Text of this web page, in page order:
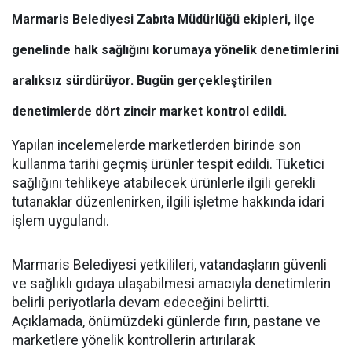
Marmaris Belediyesi Zabıta Müdürlüğü ekipleri, ilçe
genelinde halk sağlığını korumaya yönelik denetimlerini
aralıksız sürdürüyor. Bugün gerçekleştirilen
denetimlerde dört zincir market kontrol edildi.
Yapılan incelemelerde marketlerden birinde son
kullanma tarihi geçmiş ürünler tespit edildi. Tüketici
sağlığını tehlikeye atabilecek ürünlerle ilgili gerekli
tutanaklar düzenlenirken, ilgili işletme hakkında idari
işlem uygulandı.
Marmaris Belediyesi yetkilileri, vatandaşların güvenli
ve sağlıklı gıdaya ulaşabilmesi amacıyla denetimlerin
belirli periyotlarla devam edeceğini belirtti.
Açıklamada, önümüzdeki günlerde fırın, pastane ve
marketlere yönelik kontrollerin artırılarak